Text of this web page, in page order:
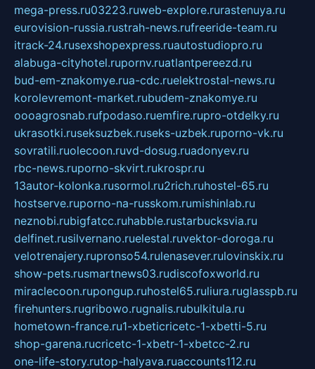
mega-press.ru03223.ruweb-explore.rurastenuya.ru
eurovision-russia.rustrah-news.rufreeride-team.ru
itrack-24.rusexshopexpress.ruautostudiopro.ru
alabuga-cityhotel.rupornv.ruatlantpereezd.ru
bud-em-znakomye.rua-cdc.ruelektrostal-news.ru
korolevremont-market.rubudem-znakomye.ru
oooagrosnab.rufpodaso.ruemfire.rupro-otdelky.ru
ukrasotki.ruseksuzbek.ruseks-uzbek.ruporno-vk.ru
sovratili.ruolecoon.ruvd-dosug.ruadonyev.ru
rbc-news.ruporno-skvirt.rukrospr.ru
13autor-kolonka.rusormol.ru2rich.ruhostel-65.ru
hostserve.ruporno-na-russkom.rumishinlab.ru
neznobi.rubigfatcc.ruhabble.rustarbucksvia.ru
delfinet.rusilvernano.ruelestal.ruvektor-doroga.ru
velotrenajery.rupronso54.rulenasever.rulovinskix.ru
show-pets.rusmartnews03.rudiscofoxworld.ru
miraclecoon.rupongup.ruhostel65.ruliura.ruglasspb.ru
firehunters.rugribowo.rugnalis.rubulkitula.ru
hometown-france.ru1-xbeticricetc-1-xbetti-5.ru
shop-garena.rucricetc-1-xbetr-1-xbetcc-2.ru
one-life-story.rutop-halyava.ruaccounts112.ru